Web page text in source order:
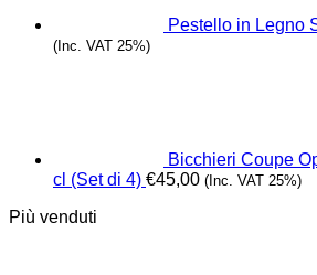
Pestello in Legno
(Inc. VAT 25%)
Bicchieri Coupe
cl (Set di 4) €45,00 (Inc. VAT 25%)
Più venduti